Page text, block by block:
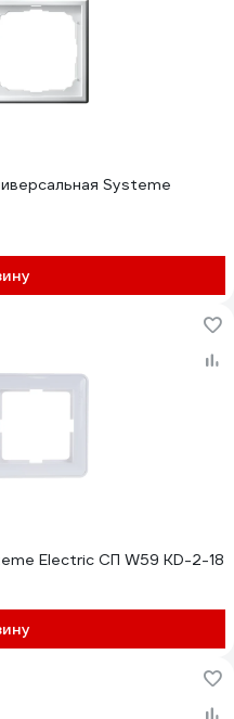
Systeme
Electric СП W59 KD-2-18